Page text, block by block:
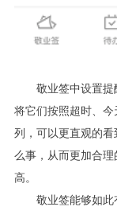
敬业签中设置提
将它们按照超时、
列，可以更直观的
么事，从而更加合
高。
敬业签能够如此